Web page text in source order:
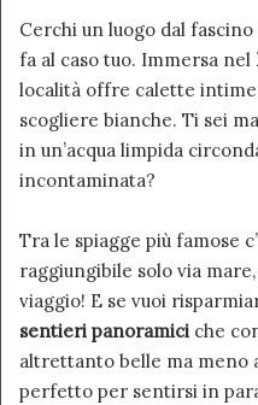
Cerchi un luogo dal
fa al caso tuo. Immersa nel
località offre calette
scogliere bianche. Ti sei
in un’acqua limpida
incontaminata?
Tra le spiagge più famose
raggiungibile solo via
viaggio! E se vuoi
sentieri panoramici che
altrettanto belle ma meno
perfetto per sentirsi in